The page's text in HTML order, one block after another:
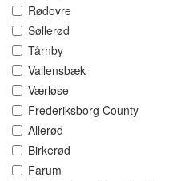
Rødovre
Søllerød
Tårnby
Vallensbæk
Værløse
Frederiksborg County
Allerød
Birkerød
Farum